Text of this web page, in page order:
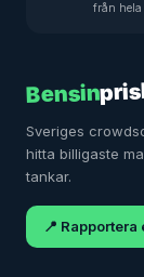
från hela
Bensin
Sveriges
hitta billigaste
tankar.
📍 Rapportera